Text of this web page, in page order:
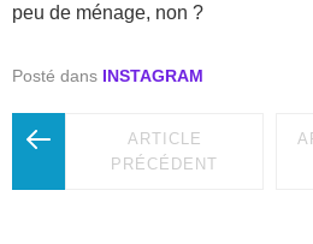
peu de ménage, non ?
Posté dans INSTAGRAM
ARTICLE
PRÉCÉDENT